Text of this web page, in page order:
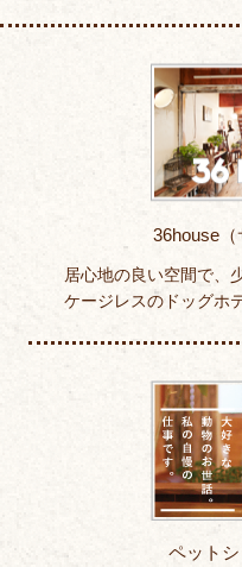
36house（
居心地の良い空間で、
ケージレスのドッグホ
ペット